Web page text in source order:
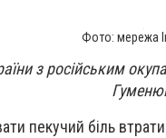
Фото: мережа
з російським
пекучий біль